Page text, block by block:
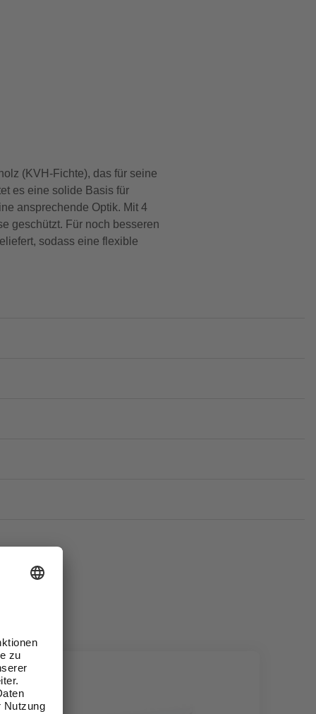
(KVH-Fichte), das für seine
es eine solide Basis für
ansprechende Optik. Mit 4
geschützt. Für noch besseren
sodass eine flexible